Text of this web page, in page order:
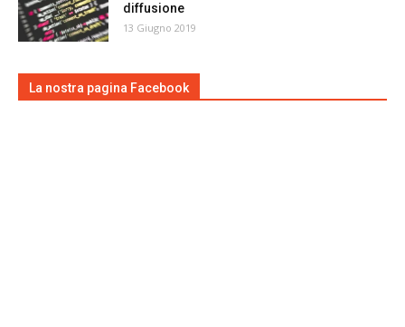
diffusione
13 Giugno 2019
La nostra pagina Facebook